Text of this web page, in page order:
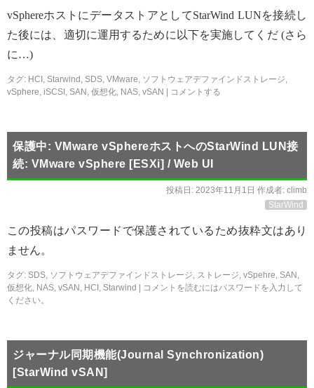
vSphereホストにデータストアとしてStarWind LUNを接続し
た後には、適切に運用するために以下を実施してくだ (さら
に…)
タグ: HCI , Starwind , SDS, VMware, ソフトウェアデファインドストレージ,
vSphere, iSCSI , SAN , 仮想化, NAS, vSAN コメントする
保護中: VMware vSphereホストへのStarWind LUN接
続: VMware vSphere [ESXi] / Web UI
投稿日: 2023年11月1日 作成者: climb
StarWind
この投稿はパスワードで保護されているため抜粋文はあり
ません。
タグ: SDS, ソフトウェアデファインドストレージ, ストレージ, vSpehre, SAN ,
仮想化, NAS, vSAN , HCI , Starwind
コメントを読むにはパスワードを入力して
ください。
ジャーナル同期機能(Journal Synchronization)
[StarWind vSAN]